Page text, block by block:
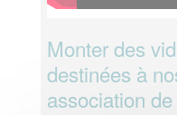
Monter des
destinées à
association